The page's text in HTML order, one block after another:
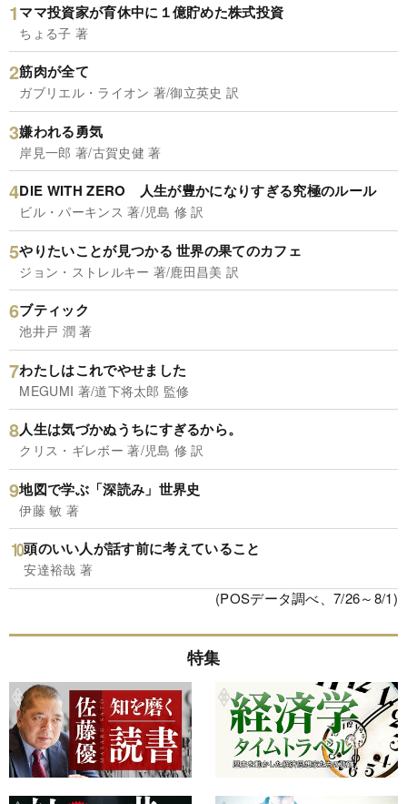
ママ投資家が育休中に１億貯めた株式投資
ちょる子 著
筋肉が全て
ガブリエル・ライオン 著/御立英史 訳
嫌われる勇気
岸見一郎 著/古賀史健 著
DIE WITH ZERO 人生が豊かになりすぎる究極のルール
ビル・パーキンス 著/児島 修 訳
やりたいことが見つかる 世界の果てのカフェ
ジョン・ストレルキー 著/鹿田昌美 訳
ブティック
池井戸 潤 著
わたしはこれでやせました
MEGUMI 著/道下将太郎 監修
人生は気づかぬうちにすぎるから。
クリス・ギレボー 著/児島 修 訳
地図で学ぶ「深読み」世界史
伊藤 敏 著
頭のいい人が話す前に考えていること
安達裕哉 著
(POSデータ調べ、7/26～8/1)
特集